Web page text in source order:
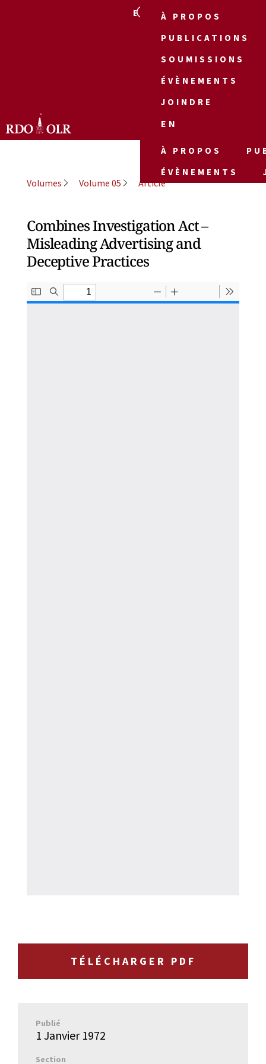
EN
À PROPOS
PUBLICATIONS
SOUMISSIONS
ÉVÈNEMENTS
JOINDRE
EN
À PROPOS
ÉVÈNEMENTS
Volumes Volume 05 Article
Combines Investigation Act –
Misleading Advertising and
Deceptive Practices
TÉLÉCHARGER PDF
Publié
1 Janvier 1972
Section